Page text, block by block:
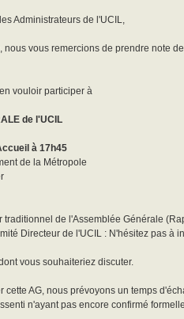
Administrateurs de l'UCIL,
nous vous remercions de prendre note
vouloir participer à
de l'UCIL
à 17h45
de la Métropole
traditionnel de l'Assemblée Générale
Directeur de l'UCIL : N'hésitez pas
vous souhaiteriez discuter.
cette AG, nous prévoyons un temps
n'ayant pas encore confirmé